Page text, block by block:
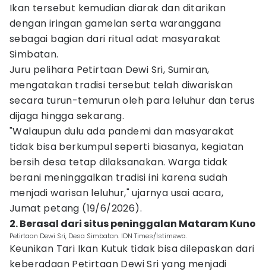
Ikan tersebut kemudian diarak dan ditarikan
dengan iringan gamelan serta waranggana
sebagai bagian dari ritual adat masyarakat
Simbatan.
Juru pelihara Petirtaan Dewi Sri, Sumiran,
mengatakan tradisi tersebut telah diwariskan
secara turun-temurun oleh para leluhur dan terus
dijaga hingga sekarang.
"Walaupun dulu ada pandemi dan masyarakat
tidak bisa berkumpul seperti biasanya, kegiatan
bersih desa tetap dilaksanakan. Warga tidak
berani meninggalkan tradisi ini karena sudah
menjadi warisan leluhur," ujarnya usai acara,
Jumat petang (19/6/2026).
2. Berasal dari situs peninggalan Mataram Kuno
Petirtaan Dewi Sri, Desa Simbatan. IDN Times/Istimewa.
Keunikan Tari Ikan Kutuk tidak bisa dilepaskan dari
keberadaan Petirtaan Dewi Sri yang menjadi